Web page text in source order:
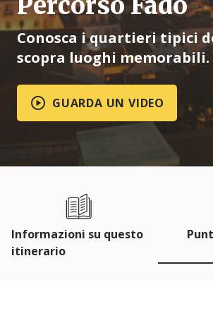
Conosca i quartieri tipici
scopra luoghi memorabili.
GUARDA UN VIDEO
Informazioni su questo
itinerario